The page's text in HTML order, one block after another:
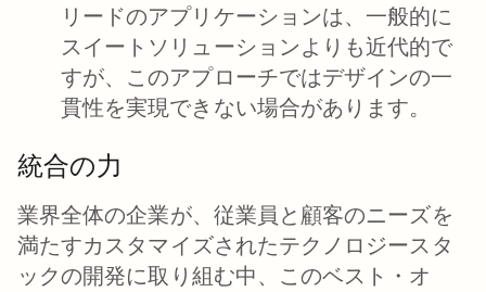
リードのアプリケーションは、一般的に
スイートソリューションよりも近代的で
すが、このアプローチではデザインの一
貫性を実現できない場合があります。
統合の力
業界全体の企業が、従業員と顧客のニーズを
満たすカスタマイズされたテクノロジースタ
ックの開発に取り組む中、このベスト・オ